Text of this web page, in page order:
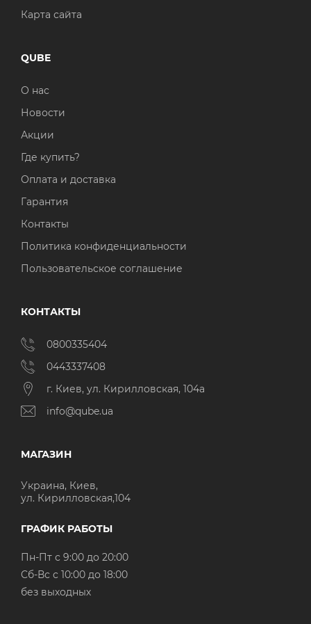
Карта сайта
QUBE
О нас
Новости
Акции
Где купить?
Оплата и доставка
Гарантия
Контакты
Политика конфиденциальности
Пользовательское соглашение
КОНТАКТЫ
0800335404
0443337408
г. Киев, ул. Кирилловская, 104а
info@qube.ua
МАГАЗИН
Украина, Киев,
ул. Кирилловская,104
ГРАФИК РАБОТЫ
Пн-Пт с 9:00 до 20:00
Cб-Вс с 10:00 до 18:00
без выходных